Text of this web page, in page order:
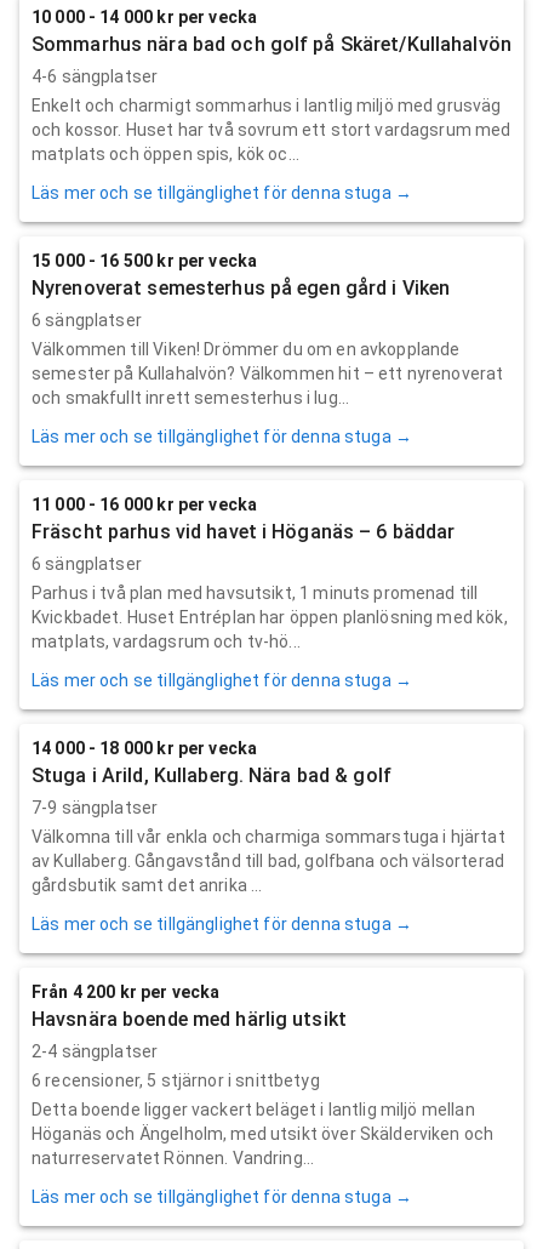
10 000 - 14 000 kr per vecka
Sommarhus nära bad och golf på Skäret/Kullahalvön
4-6 sängplatser
Enkelt och charmigt sommarhus i lantlig miljö med grusväg
och kossor. Huset har två sovrum ett stort vardagsrum med
matplats och öppen spis, kök oc...
Läs mer och se tillgänglighet för denna stuga →
15 000 - 16 500 kr per vecka
Nyrenoverat semesterhus på egen gård i Viken
6 sängplatser
Välkommen till Viken! Drömmer du om en avkopplande
semester på Kullahalvön? Välkommen hit – ett nyrenoverat
och smakfullt inrett semesterhus i lug...
Läs mer och se tillgänglighet för denna stuga →
11 000 - 16 000 kr per vecka
Fräscht parhus vid havet i Höganäs – 6 bäddar
6 sängplatser
Parhus i två plan med havsutsikt, 1 minuts promenad till
Kvickbadet. Huset Entréplan har öppen planlösning med kök,
matplats, vardagsrum och tv-hö...
Läs mer och se tillgänglighet för denna stuga →
14 000 - 18 000 kr per vecka
Stuga i Arild, Kullaberg. Nära bad & golf
7-9 sängplatser
Välkomna till vår enkla och charmiga sommarstuga i hjärtat
av Kullaberg. Gångavstånd till bad, golfbana och välsorterad
gårdsbutik samt det anrika ...
Läs mer och se tillgänglighet för denna stuga →
Från 4 200 kr per vecka
Havsnära boende med härlig utsikt
2-4 sängplatser
6 recensioner, 5 stjärnor i snittbetyg
Detta boende ligger vackert beläget i lantlig miljö mellan
Höganäs och Ängelholm, med utsikt över Skälderviken och
naturreservatet Rönnen. Vandring...
Läs mer och se tillgänglighet för denna stuga →